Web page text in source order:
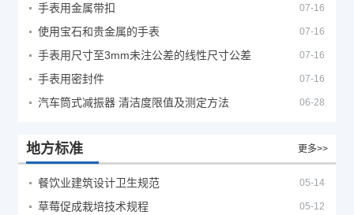
手表用金属带扣 07-16
使用宝石和贵金属的手表 07-16
手表用尺寸至3mm未注公差的线性尺寸公差 07-16
手表用密封件 07-16
汽车筒式减振器 清洁度限值及测定方法 06-28
地方标准 更多>>
餐饮业建筑设计卫生规范 05-14
草莓促成栽培技术规程 05-12